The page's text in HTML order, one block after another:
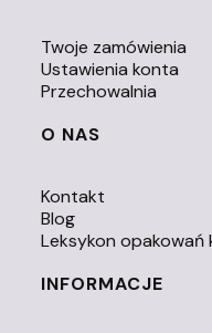
Twoje zamówienia
Ustawienia konta
Przechowalnia
O NAS
Kontakt
Blog
Leksykon
INFORMACJE